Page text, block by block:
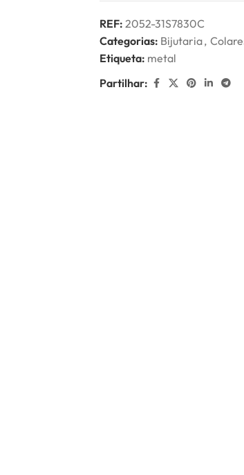
REF: 2052-31S7830C
Categorias: Bijutaria,
Etiqueta: metal
Partilhar: